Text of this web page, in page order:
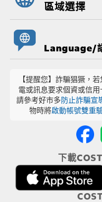
區域選擇
Language/
【提醒您】詐騙猖獗，
電或訊息要求個資或信
請參考好市多防止詐騙宣
物時將啟動帳號雙重
下載